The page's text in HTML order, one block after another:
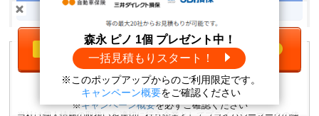
登録情報の修正・削除
一括見積もりをする
森永 ピノ1個プレゼント中！
※キャンペーン概要を必ずご確認ください
森永 ピノ 1個 プレゼント中！
一括見積もりスタート！
※このポップアップからのご利用限定です。
キャンペーン概要をご確認ください